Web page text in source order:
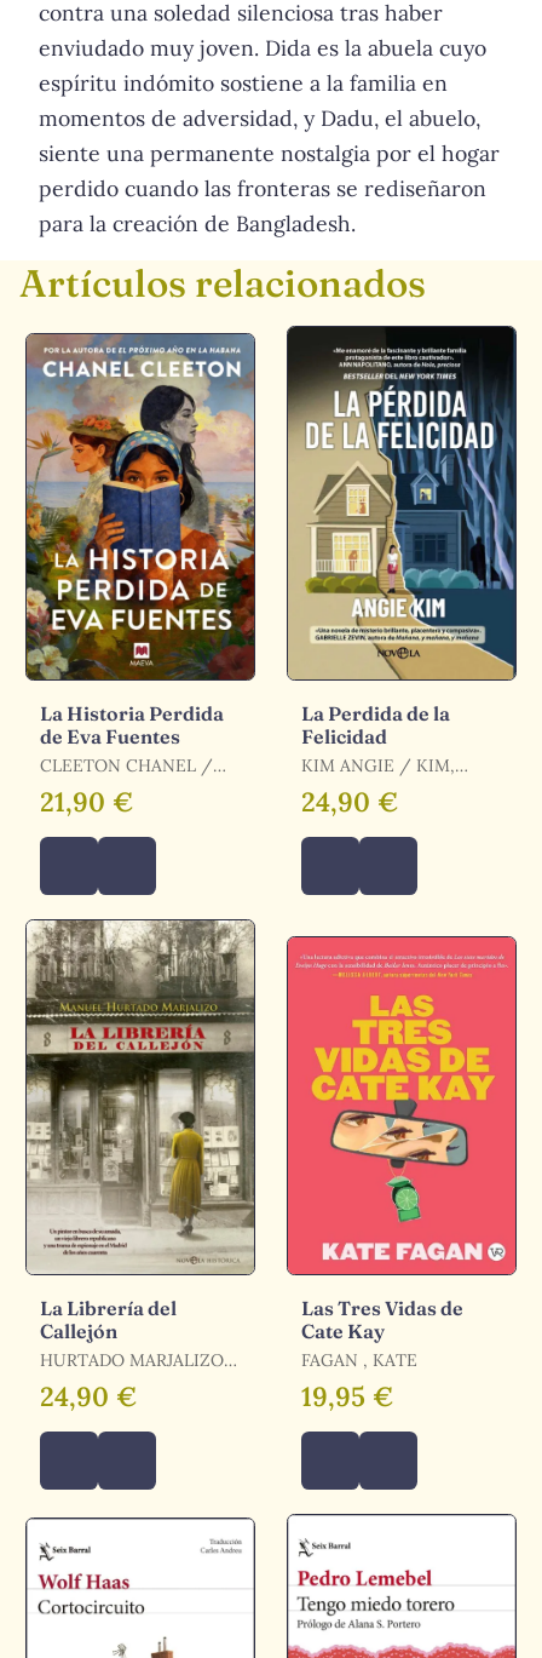
contra una soledad silenciosa tras haber
enviudado muy joven. Dida es la abuela cuyo
espíritu indómito sostiene a la familia en
momentos de adversidad, y Dadu, el abuelo,
siente una permanente nostalgia por el hogar
perdido cuando las fronteras se rediseñaron
para la creación de Bangladesh.
Artículos relacionados
La Historia Perdida
de Eva Fuentes
CLEETON CHANEL /
CHANEL CLEETON
21,90 €
La Perdida de la
Felicidad
KIM ANGIE / KIM,
ANGIE
24,90 €
La Librería del
Callejón
HURTADO MARJALIZO
MANUEL / HURTADO
MARJALIZO, MANUEL
24,90 €
Las Tres Vidas de
Cate Kay
FAGAN , KATE
19,95 €